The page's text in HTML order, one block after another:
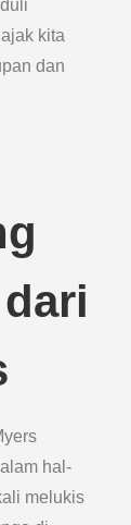
kita
dan
hal-
melukis